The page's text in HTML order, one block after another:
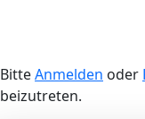
BitteAnmelden oder
beizutreten.